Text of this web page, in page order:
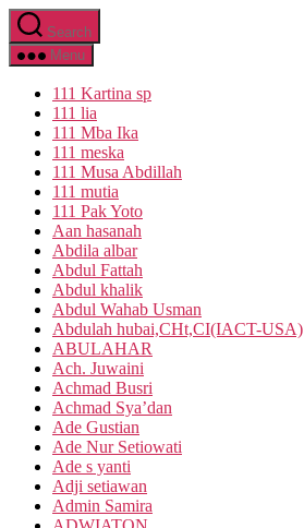
Skip
to
the
Search
Menu
111 Kartina sp
111 lia
111 Mba Ika
111 meska
111 Musa Abdillah
111 mutia
111 Pak Yoto
Aan hasanah
Abdila albar
Abdul Fattah
Abdul khalik
Abdul Wahab Usman
Abdulah hubai,CHt,CI(IACT-USA)
ABULAHAR
Ach. Juwaini
Achmad Busri
Achmad Sya’dan
Ade Gustian
Ade Nur Setiowati
Ade s yanti
Adji setiawan
Admin Samira